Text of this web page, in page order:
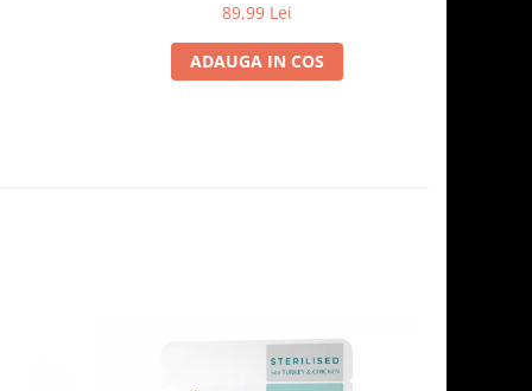
89,99 Lei
ADAUGA IN COS